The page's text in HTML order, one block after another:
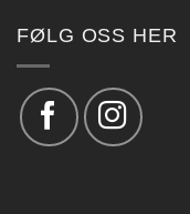
FØLG OSS HER